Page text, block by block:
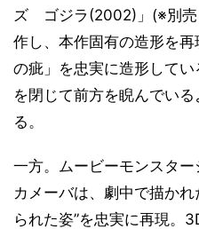
ズ ゴジラ(2002)」(※別売
作し、本作固有の造形を
の疵」を忠実に造形して
を閉じて前方を睨んでい
る。
一方。ムービーモンスタ
カメーバは、劇中で描か
られた姿”を忠実に再現。